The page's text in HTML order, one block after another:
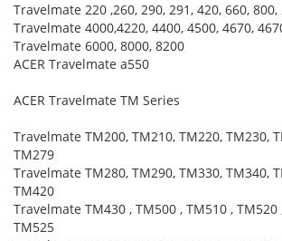
Travelmate 220 ,260, 290, 291, 420, 660, 800,
Travelmate 4000,4220, 4400, 4500, 4670,
Travelmate 6000, 8000, 8200
ACER Travelmate a550
ACER Travelmate TM Series
Travelmate TM200, TM210, TM220, TM230,
TM279
Travelmate TM280, TM290, TM330, TM340,
TM420
Travelmate TM430 , TM500 , TM510 , TM520
TM525